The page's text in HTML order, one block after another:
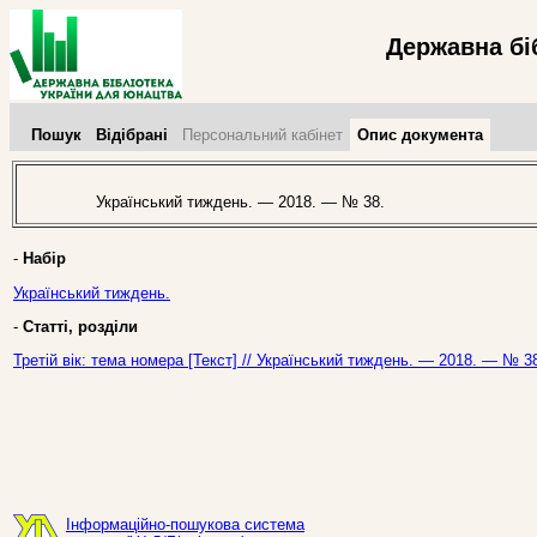
Державна
Пошук Відібрані Персональний кабінет Опис документа
Український тиждень. — 2018. — № 38.
- Набір
Український тиждень.
- Статті, розділи
Третій вік: тема номера [Текст] // Український тиждень. — 2018. — №
Інформаційно-пошукова система